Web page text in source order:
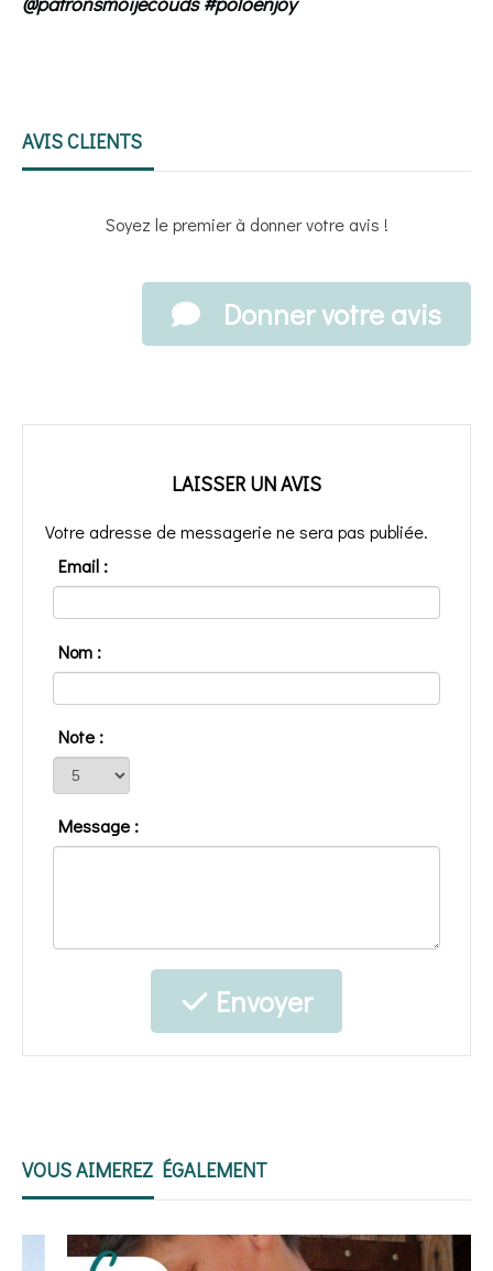
AVIS CLIENTS
Soyez le premier à donner votre avis !
Donner votre avis
LAISSER UN AVIS
Votre adresse de messagerie ne sera pas publiée.
Email :
Nom :
Note :
Message :
Envoyer
VOUS AIMEREZ ÉGALEMENT